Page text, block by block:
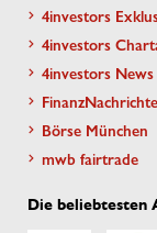
4investors
4investors
4investors News
Börse München
mwb fairtrade
Die beliebtesten